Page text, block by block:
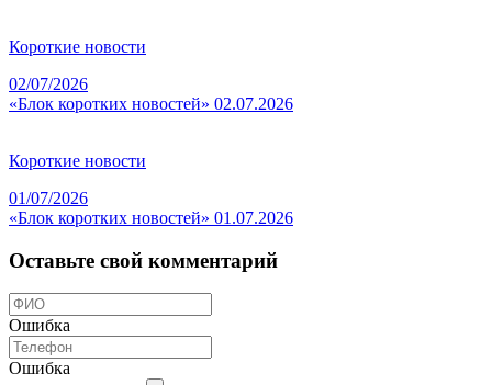
Короткие новости
02/07/2026
«Блок коротких новостей» 02.07.2026
Короткие новости
01/07/2026
«Блок коротких новостей» 01.07.2026
Оставьте свой комментарий
Ошибка
Ошибка